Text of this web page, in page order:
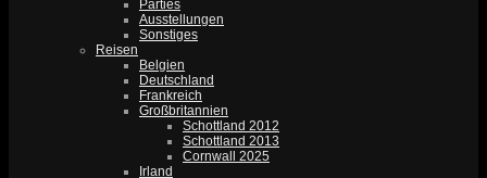
Parties
Ausstellungen
Sonstiges
Reisen
Belgien
Deutschland
Frankreich
Großbritannien
Schottland 2012
Schottland 2013
Cornwall 2025
Irland